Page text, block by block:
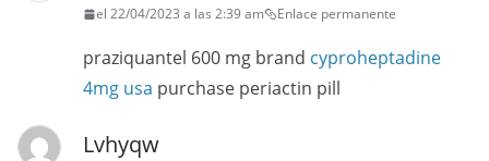
el 22/04/2023 a las 2:39 am Enlace permanente
praziquantel 600 mg brand cyproheptadine
4mg usa purchase periactin pill
Lvhyqw